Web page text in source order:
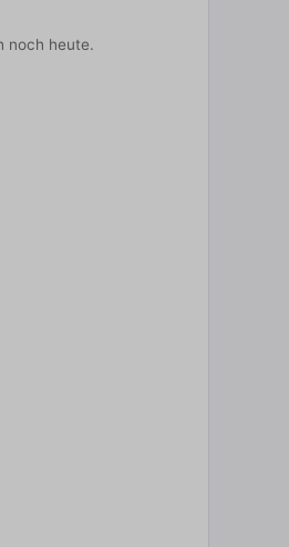
noch heute.